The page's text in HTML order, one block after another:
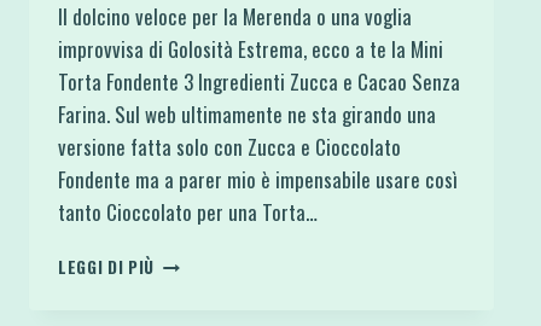
Il dolcino veloce per la Merenda o una voglia
improvvisa di Golosità Estrema, ecco a te la Mini
Torta Fondente 3 Ingredienti Zucca e Cacao Senza
Farina. Sul web ultimamente ne sta girando una
versione fatta solo con Zucca e Cioccolato
Fondente ma a parer mio è impensabile usare così
tanto Cioccolato per una Torta…
LEGGI DI PIÙ MINI